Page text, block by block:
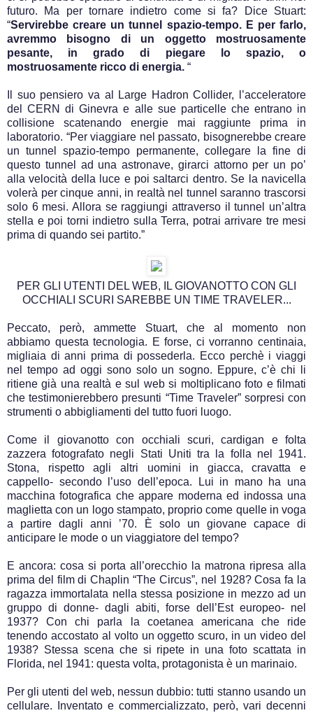
futuro. Ma per tornare indietro come si fa? Dice Stuart:
“Servirebbe creare un tunnel spazio-tempo. E per farlo,
avremmo bisogno di un oggetto mostruosamente
pesante, in grado di piegare lo spazio, o
mostruosamente ricco di energia. “
Il suo pensiero va al Large Hadron Collider, l’acceleratore
del CERN di Ginevra e alle sue particelle che entrano in
collisione scatenando energie mai raggiunte prima in
laboratorio. “Per viaggiare nel passato, bisognerebbe creare
un tunnel spazio-tempo permanente, collegare la fine di
questo tunnel ad una astronave, girarci attorno per un po’
alla velocità della luce e poi saltarci dentro. Se la navicella
volerà per cinque anni, in realtà nel tunnel saranno trascorsi
solo 6 mesi. Allora se raggiungi attraverso il tunnel un’altra
stella e poi torni indietro sulla Terra, potrai arrivare tre mesi
prima di quando sei partito.”
PER GLI UTENTI DEL WEB, IL GIOVANOTTO CON GLI
OCCHIALI SCURI SAREBBE UN TIME TRAVELER...
Peccato, però, ammette Stuart, che al momento non
abbiamo questa tecnologia. E forse, ci vorranno centinaia,
migliaia di anni prima di possederla. Ecco perchè i viaggi
nel tempo ad oggi sono solo un sogno. Eppure, c’è chi li
ritiene già una realtà e sul web si moltiplicano foto e filmati
che testimonierebbero presunti “Time Traveler” sorpresi con
strumenti o abbigliamenti del tutto fuori luogo.
Come il giovanotto con occhiali scuri, cardigan e folta
zazzera fotografato negli Stati Uniti tra la folla nel 1941.
Stona, rispetto agli altri uomini in giacca, cravatta e
cappello- secondo l’uso dell’epoca. Lui in mano ha una
macchina fotografica che appare moderna ed indossa una
maglietta con un logo stampato, proprio come quelle in voga
a partire dagli anni ’70. È solo un giovane capace di
anticipare le mode o un viaggiatore del tempo?
E ancora: cosa si porta all’orecchio la matrona ripresa alla
prima del film di Chaplin “The Circus”, nel 1928? Cosa fa la
ragazza immortalata nella stessa posizione in mezzo ad un
gruppo di donne- dagli abiti, forse dell’Est europeo- nel
1937? Con chi parla la coetanea americana che ride
tenendo accostato al volto un oggetto scuro, in un video del
1938? Stessa scena che si ripete in una foto scattata in
Florida, nel 1941: questa volta, protagonista è un marinaio.
Per gli utenti del web, nessun dubbio: tutti stanno usando un
cellulare. Inventato e commercializzato, però, vari decenni